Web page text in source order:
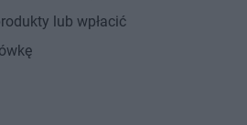
lub wpłacić